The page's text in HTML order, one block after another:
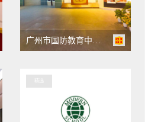
广州市国防教育中心VR云展